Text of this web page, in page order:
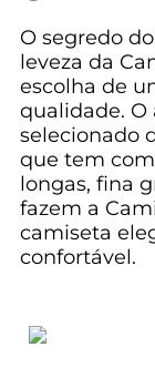
O segredo
leveza da
escolha de
qualidade. O
selecionado
que tem
longas, fina
fazem a
camiseta
confortável.